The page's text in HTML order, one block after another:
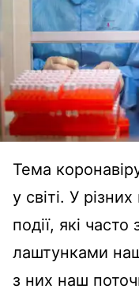
Тема
у світі. У
події, які
лаштунками
з них наш